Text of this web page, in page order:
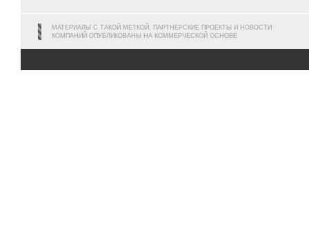
МАТЕРИАЛЫ С ТАКОЙ МЕТКОЙ, ПАРТНЕРСКИЕ ПРОЕКТЫ И НОВОСТИ
КОМПАНИЙ ОПУБЛИКОВАНЫ НА КОММЕРЧЕСКОЙ ОСНОВЕ